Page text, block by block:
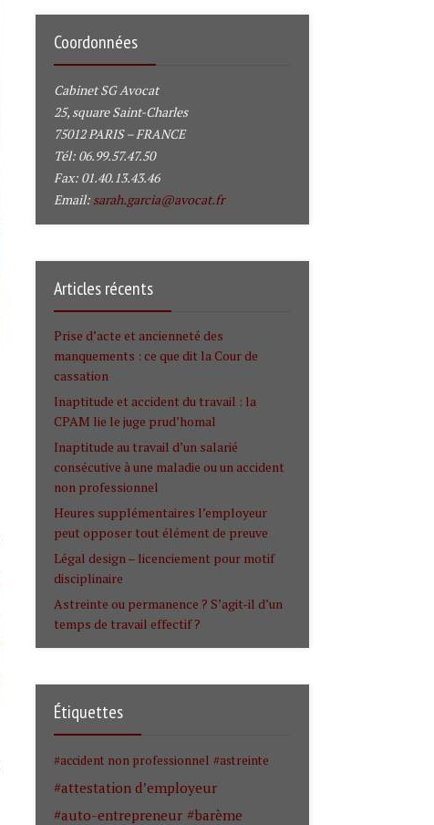
Coordonnées
Cabinet SG Avocat
25, square Saint-Charles
75012 PARIS – FRANCE
Tél: 06.99.57.47.50
Fax: 01.40.13.43.46
Email: sarah.garcia@avocat.fr
Articles récents
Prise d’acte et ancienneté des
manquements : ce que dit la Cour de
cassation
Inaptitude et accident du travail : la
CPAM lie le juge prud’homal
Inaptitude au travail d’un salarié
consécutive à une maladie ou un accident
non professionnel
Heures supplémentaires l’employeur
peut opposer tout élément de preuve
Légal design – licenciement pour motif
disciplinaire
Astreinte ou permanence ? S’agit-il d’un
temps de travail effectif ?
Étiquettes
accident non professionnel astreinte
attestation d’employeur
auto-entrepreneur
barème